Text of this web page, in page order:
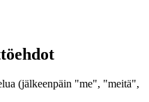
(jälkeenpäin "me", "meitä",